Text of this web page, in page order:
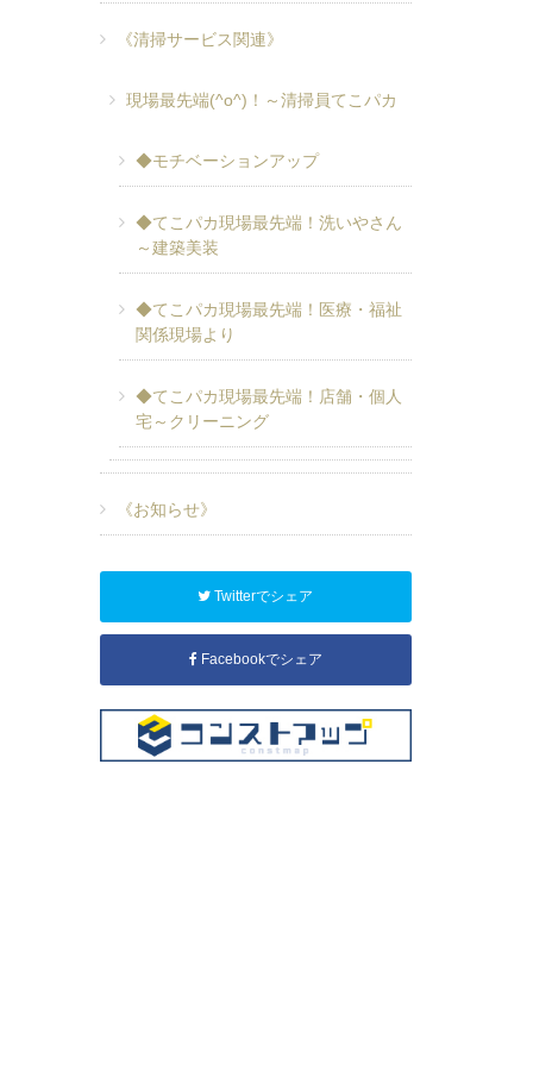
《清掃サービス関連》
現場最先端(^o^)！～清掃員てこパカ
◆モチベーションアップ
◆てこパカ現場最先端！洗いやさん
～建築美装
◆てこパカ現場最先端！医療・福祉
関係現場より
◆てこパカ現場最先端！店舗・個人
宅～クリーニング
《お知らせ》
Twitterでシェア
Facebookでシェア